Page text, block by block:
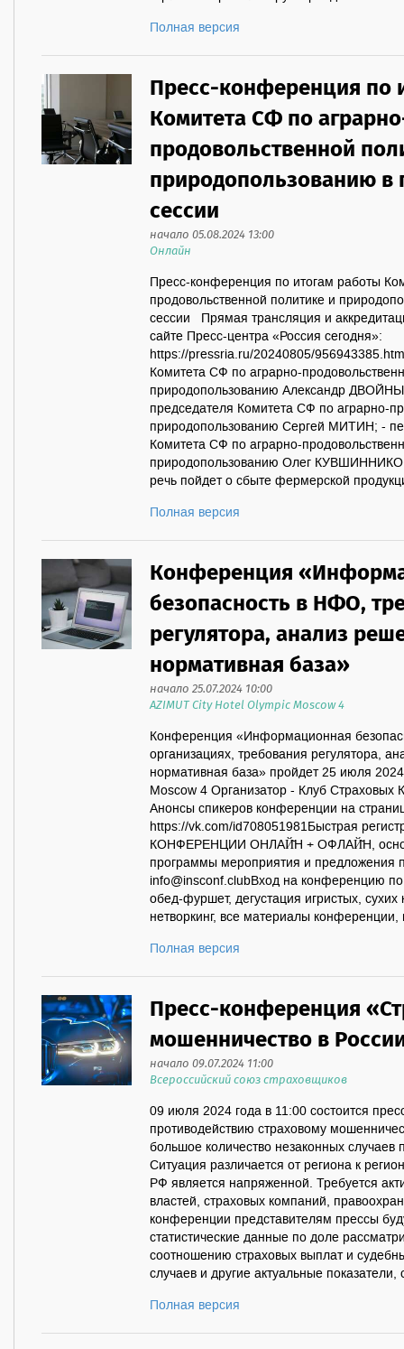
Полная версия
Пресс-конференция по
Комитета СФ по
продовольственной
природопользованию в
сессии
начало 05.08.2024 13:00
Онлайн
Пресс-конференция по итогам работы
продовольственной политике и
сессии Прямая трансляция и
сайте Пресс-центра «Россия сегодня»:
https://pressria.ru/20240805/
Комитета СФ по аграрно-
природопользованию Александр
председателя Комитета СФ по аграрно-
природопользованию Сергей МИТИН; -
Комитета СФ по аграрно-
природопользованию Олег
речь пойдет о сбыте фермерской
Полная версия
Конференция
безопасность в НФО,
регулятора, анализ
нормативная база»
начало 25.07.2024 10:00
AZIMUT City Hotel Olympic Moscow 4
Конференция «Информационная
организациях, требования регулятора,
нормативная база» пройдет 25 июля
Moscow 4 Организатор - Клуб
Анонсы спикеров конференции на
https://vk.com/id708051981Быстрая
КОНФЕРЕНЦИИ ОНЛАЙ̆Н + ОФЛАЙ̆Н,
программы мероприятия и предложения
info@insconf.clubВход на конференцию
обед-фуршет, дегустация игристых,
нетворкинг, все материалы
Полная версия
Пресс-конференция
мошенничество в
начало 09.07.2024 11:00
Всероссийский союз страховщиков
09 июля 2024 года в 11:00 состоится
противодействию страховому
большое количество незаконных случаев
Ситуация различается от региона к
РФ является напряженной. Требуется
властей, страховых компаний,
конференции представителям прессы
статистические данные по доле
соотношению страховых выплат и
случаев и другие актуальные
Полная версия